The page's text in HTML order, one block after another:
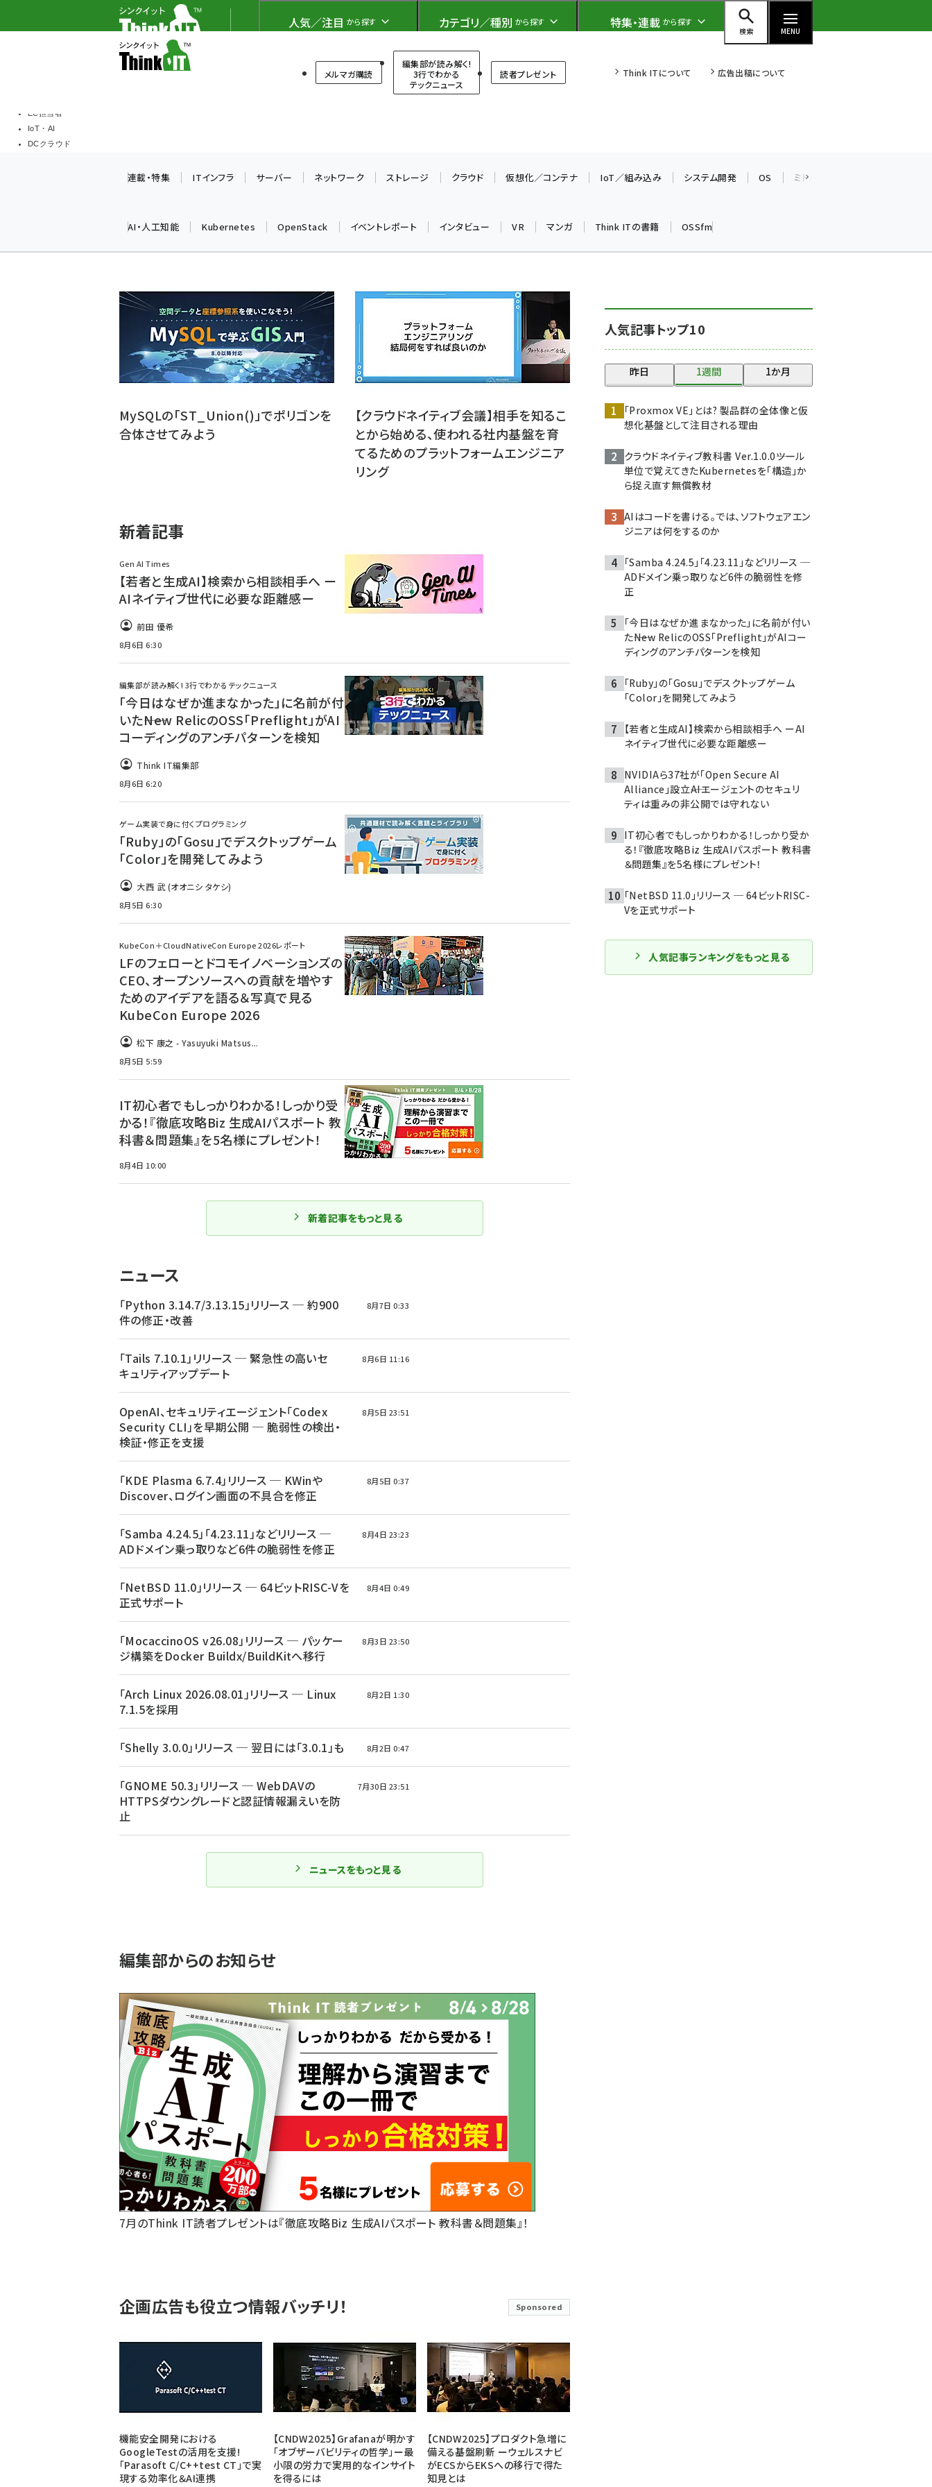
イ
EC担当者
IoT・AI
DCクラウド
メルマガ購読
編集部が読み解く!
3行でわかる
テックニュース
読者プレゼント Think ITについて 広告出稿について
検索 MENU
Think IT（シンクイット）
人気／注目 から探す カテゴリ／種別 から探す 特集・連載 から探す
た勝利の絆～ (2315)
北海道をのんびり旅する晴山佳須
abc123 (1360)
ai crunch (1355)
連載・特集 ITインフラ サーバー ネットワーク ストレージ クラウド 仮想化／コンテナ IoT／組み込み システム開発 OS ミドルウェア
AI・人工知能 Kubernetes OpenStack イベントレポート インタビュー VR マンガ Think ITの書籍 OSSfm
MySQLの「ST_Union()」でポリゴンを
合体させてみよう
【クラウドネイティブ会議】相手を知るこ
とから始める、使われる社内基盤を育
てるためのプラットフォームエンジニア
リング
新着記事
Gen AI Times
【若者と生成AI】検索から相談相手へ ー
AIネイティブ世代に必要な距離感ー
前田 優希
8月6日 6:30
編集部が読み解く! 3行でわかるテックニュース
「今日はなぜか進まなかった」に名前が付
いた――New RelicのOSS「Preflight」がAI
コーディングのアンチパターンを検知
Think IT編集部
8月6日 6:20
ゲーム実装で身に付くプログラミング
「Ruby」の「Gosu」でデスクトップゲーム
「Color」を開発してみよう
大西 武 (オオニシ タケシ)
8月5日 6:30
KubeCon＋CloudNativeCon Europe 2026レポート
LFのフェローとドコモイノベーションズの
CEO、オープンソースへの貢献を増やす
ためのアイデアを語る＆写真で見る
KubeCon Europe 2026
松下 康之 - Yasuyuki Matsus...
8月5日 5:59
IT初心者でもしっかりわかる！しっかり受
かる！『徹底攻略Biz 生成AIパスポート 教
科書＆問題集』を5名様にプレゼント！
8月4日 10:00
新着記事をもっと見る
ニュース
「Python 3.14.7/3.13.15」リリース ─ 約900
件の修正・改善
8月7日 0:33
「Tails 7.10.1」リリース ─ 緊急性の高いセ
キュリティアップデート
8月6日 11:16
OpenAI、セキュリティエージェント「Codex
Security CLI」を早期公開 ─ 脆弱性の検出・
検証・修正を支援
8月5日 23:51
「KDE Plasma 6.7.4」リリース ─ KWinや
Discover、ログイン画面の不具合を修正
8月5日 0:37
「Samba 4.24.5」「4.23.11」などリリース ─
ADドメイン乗っ取りなど6件の脆弱性を修正
8月4日 23:23
「NetBSD 11.0」リリース ─ 64ビットRISC-Vを
正式サポート
8月4日 0:49
「MocaccinoOS v26.08」リリース ─ パッケー
ジ構築をDocker Buildx/BuildKitへ移行
8月3日 23:50
「Arch Linux 2026.08.01」リリース ─ Linux
7.1.5を採用
8月2日 1:30
「Shelly 3.0.0」リリース ─ 翌日には「3.0.1」も 8月2日 0:47
「GNOME 50.3」リリース ─ WebDAVの
HTTPSダウングレードと認証情報漏えいを防
止
7月30日 23:51
ニュースをもっと見る
編集部からのお知らせ
7月のThink IT読者プレゼントは『徹底攻略Biz 生成AIパスポート 教科書＆問題集』！
企画広告も役立つ情報バッチリ！ Sponsored
機能安全開発における
GoogleTestの活用を支援!
「Parasoft C/C++test CT」で実
現する効率化＆AI連携
【CNDW2025】Grafanaが明かす
「オブザーバビリティの哲学」ー最
小限の労力で実用的なインサイト
を得るには
【CNDW2025】プロダクト急増に
備える基盤刷新 ーウェルスナビ
がECSからEKSへの移行で得た
知見とは
人気記事トップ10
昨日 1週間 1か月
「Proxmox VE」とは? 製品群の全体像と仮
想化基盤として注目される理由
クラウドネイティブ教科書 Ver.1.0.0――ツール
単位で覚えてきたKubernetesを「構造」か
ら捉え直す無償教材
AIはコードを書ける。では、ソフトウェアエン
ジニアは何をするのか
「Samba 4.24.5」「4.23.11」などリリース ─
ADドメイン乗っ取りなど6件の脆弱性を修
正
「今日はなぜか進まなかった」に名前が付い
た――New RelicのOSS「Preflight」がAIコー
ディングのアンチパターンを検知
「Ruby」の「Gosu」でデスクトップゲーム
「Color」を開発してみよう
【若者と生成AI】検索から相談相手へ ーAI
ネイティブ世代に必要な距離感ー
NVIDIAら37社が「Open Secure AI
Alliance」設立――AIエージェントのセキュリ
ティは重みの非公開では守れない
IT初心者でもしっかりわかる！しっかり受か
る！『徹底攻略Biz 生成AIパスポート 教科書
＆問題集』を5名様にプレゼント！
「NetBSD 11.0」リリース ─ 64ビットRISC-
Vを正式サポート
人気記事ランキングをもっと見る